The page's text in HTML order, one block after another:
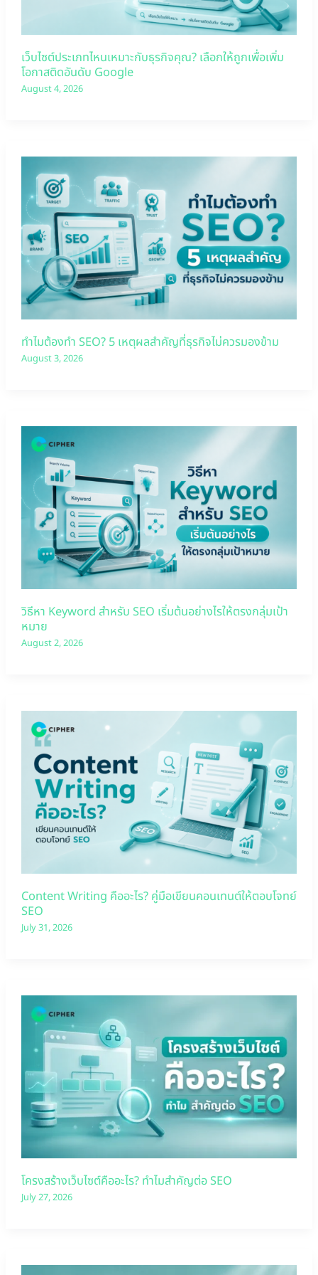
เว็บไซต์ประเภทไหนเหมาะกับธุรกิจคุณ? เลือกให้ถูกเพื่อเพิ่ม
โอกาสติดอันดับ Google
August 4, 2026
ทำไมต้องทำ SEO? 5 เหตุผลสำคัญที่ธุรกิจไม่ควรมองข้าม
August 3, 2026
วิธีหา Keyword สำหรับ SEO เริ่มต้นอย่างไรให้ตรงกลุ่มเป้า
หมาย
August 2, 2026
Content Writing คืออะไร? คู่มือเขียนคอนเทนต์ให้ตอบโจทย์
SEO
July 31, 2026
โครงสร้างเว็บไซต์คืออะไร? ทำไมสำคัญต่อ SEO
July 27, 2026